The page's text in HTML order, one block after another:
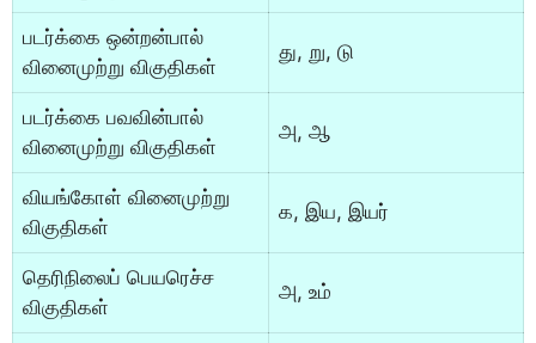
படர்க்கை ஒன்றன்பால்
வினைமுற்று விகுதிகள்
து, று, டு
படர்க்கை பவவின்பால்
வினைமுற்று விகுதிகள்
அ, ஆ
வியங்கோள் வினைமுற்று
விகுதிகள்
க, இய, இயர்
தெரிநிலைப் பெயரெச்ச
விகுதிகள்
அ, உம்